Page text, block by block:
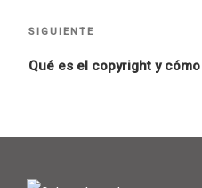
Siguiente
entrada
SIGUIENTE
Qué es el copyright y